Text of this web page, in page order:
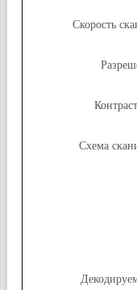
Скорость
Схема